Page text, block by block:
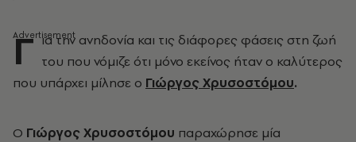
Γ ια την ανηδονία και τις διάφορες φάσεις στη ζωή
του που νόμιζε ότι μόνο εκείνος ήταν ο καλύτερος
που υπάρχει μίλησε ο Γιώργος Χρυσοστόμου.
Ο Γιώργος Χρυσοστόμου παραχώρησε μία